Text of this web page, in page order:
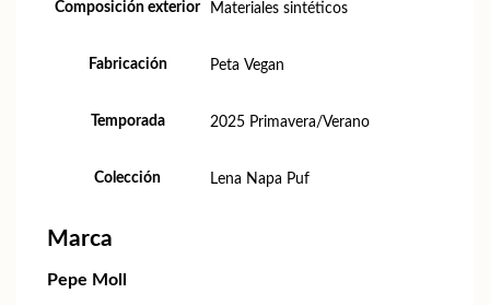
Composición exterior Materiales sintéticos
Fabricación Peta Vegan
Temporada 2025 Primavera/Verano
Colección Lena Napa Puf
Marca
Pepe Moll